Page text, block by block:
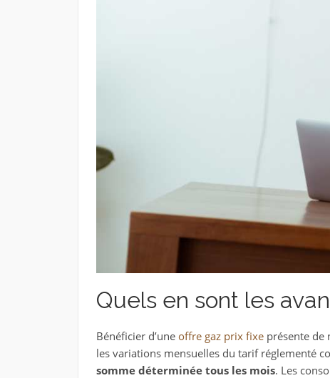
Quels en sont les
Bénéficier d’une offre gaz prix fixeprésente de
les variations mensuelles du tarif réglementé
somme déterminée tous les mois. Les